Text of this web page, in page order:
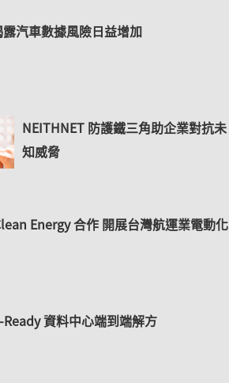
汽車數據風險日益增加
NEITHNET 防護鐵三角助企業對抗未
知威脅
Energy 合作 開展台灣航運業電動化
資料中心端到端解方